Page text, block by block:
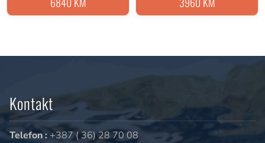
Kontakt
Telefon : +387 ( 36) 28 70 08